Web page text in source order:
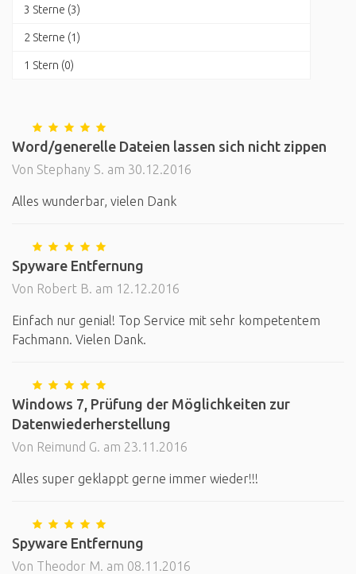
3 Sterne (3)
2 Sterne (1)
1 Stern (0)
Word/generelle Dateien lassen sich nicht zippen
Von Stephany S. am 30.12.2016
Alles wunderbar, vielen Dank
Spyware Entfernung
Von Robert B. am 12.12.2016
Einfach nur genial! Top Service mit sehr kompetentem
Fachmann. Vielen Dank.
Windows 7, Prüfung der Möglichkeiten zur
Datenwiederherstellung
Von Reimund G. am 23.11.2016
Alles super geklappt gerne immer wieder!!!
Spyware Entfernung
Von Theodor M. am 08.11.2016